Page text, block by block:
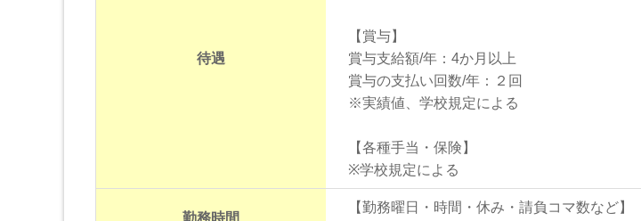
待遇
【賞与】
賞与支給額/年：4か月以上
賞与の支払い回数/年：２回
※実績値、学校規定による
【各種手当・保険】
※学校規定による
勤務時間
【勤務曜日・時間・休み・請負コマ数など】